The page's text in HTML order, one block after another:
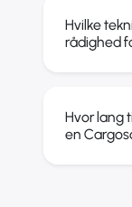
Hvilke
rådighed
Hvor lang
en